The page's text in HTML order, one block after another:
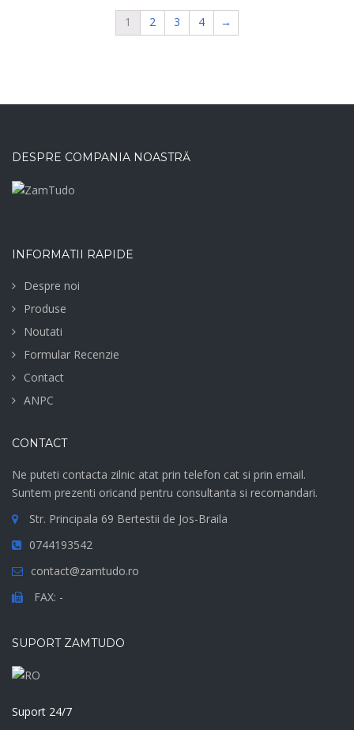
1 2 3 4 →
DESPRE COMPANIA NOASTRĂ
INFORMATII RAPIDE
Despre noi
Produse
Noutati
Formular Recenzie
Contact
ANPC
CONTACT
Ne puteti contacta zilnic atat prin telefon cat si prin email.
Suntem prezenti oricand pentru consultanta si recomandari.
Str. Principala 69 Bertestii de Jos-Braila
0744193542
contact@zamtudo.ro
FAX: -
SUPORT ZAMTUDO
Suport 24/7